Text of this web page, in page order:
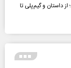
بررسی بازی Silent Hill: Townfall؛ از داستان و گیم‌پلی تا